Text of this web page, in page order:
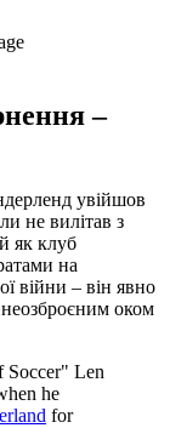
–
увійшов
не вилітав з
як клуб
на
війни – він явно
неозброєним оком
Soccer" Len
he
for